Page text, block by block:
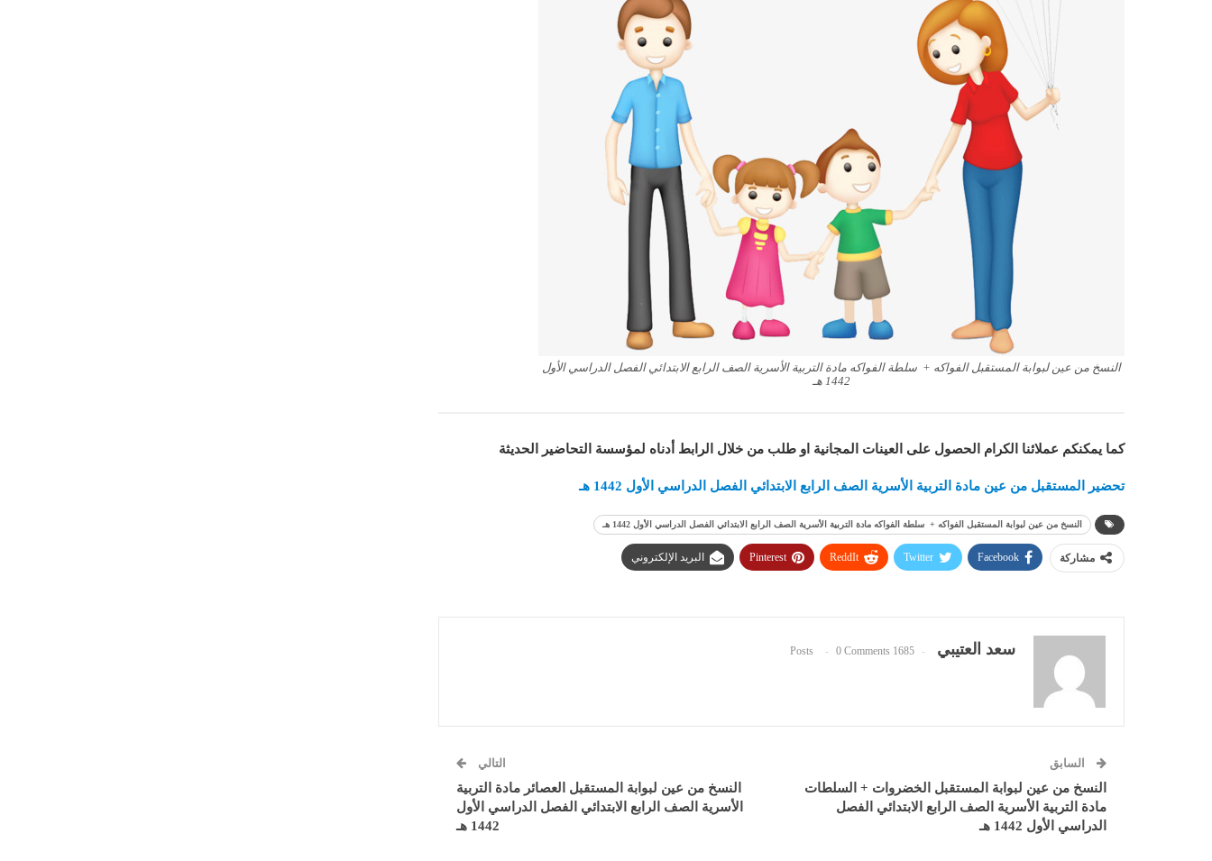
النسخ من عين لبوابة المستقبل الفواكه + سلطة الفواكه مادة التربية الأسرية الصف الرابع الابتدائي الفصل الدراسي الأول
1442 هـ
كما يمكنكم عملائنا الكرام الحصول على العينات المجانية او طلب من خلال الرابط أدناه لمؤسسة التحاضير الحديثة
تحضير المستقبل من عين مادة التربية الأسرية الصف الرابع الابتدائي الفصل الدراسي الأول 1442 هـ
النسخ من عين لبوابة المستقبل الفواكه + سلطة الفواكه مادة التربية الأسرية الصف الرابع الابتدائي الفصل الدراسي الأول 1442 هـ
مشاركة Facebook
Twitter
ReddIt
Pinterest البريد الإلكتروني
سعد العتيبي 1685 Posts
0 Comments
السابق
النسخ من عين لبوابة المستقبل الخضروات + السلطات
مادة التربية الأسرية الصف الرابع الابتدائي الفصل
الدراسي الأول 1442 هـ
التالي
النسخ من عين لبوابة المستقبل العصائر مادة التربية
الأسرية الصف الرابع الابتدائي الفصل الدراسي الأول
1442 هـ